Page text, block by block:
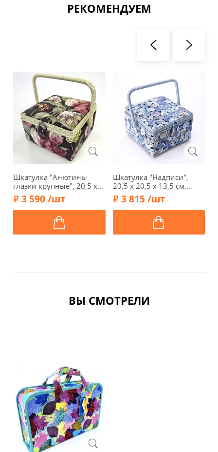
РЕКОМЕНДУЕМ
Шкатулка "Анютины
глазки крупные", 20,5 x
20,5 x 13,5 см, 4280-RT-27
3 590 /шт
Шкатулка "Надписи",
20,5 x 20,5 x 13,5 см,
4189-RT-27
3 815 /шт
ВЫ СМОТРЕЛИ